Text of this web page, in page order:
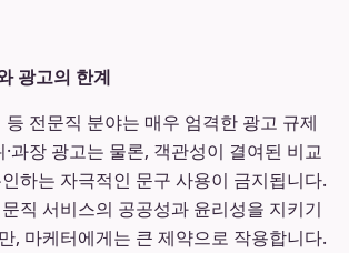
광고의 한계
등 전문직 분야는 매우 엄격한 광고 규제
과장 광고는 물론, 객관성이 결여된 비교
하는 자극적인 문구 사용이 금지됩니다.
직 서비스의 공공성과 윤리성을 지키기
, 마케터에게는 큰 제약으로 작용합니다.